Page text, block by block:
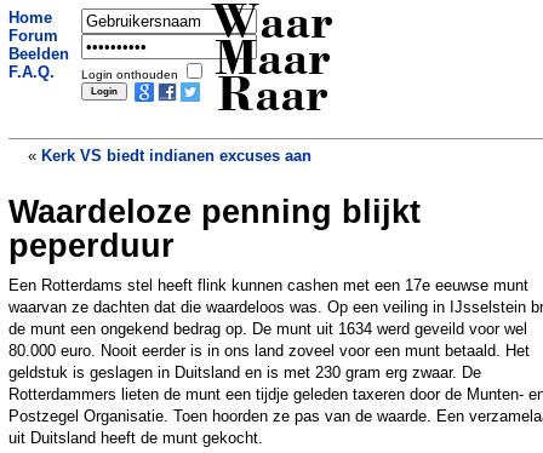
Home
Forum
Beelden
F.A.Q.
Login onthouden
Waar
Maar
Raar
« Kerk VS biedt indianen excuses aan
Postbode gooit brieven in vuilnisbak
Waardeloze penning blijkt
peperduur
Een Rotterdams stel heeft flink kunnen cashen met een 17e eeuwse munt
waarvan ze dachten dat die waardeloos was. Op een veiling in IJsselstein
de munt een ongekend bedrag op. De munt uit 1634 werd geveild voor wel
80.000 euro. Nooit eerder is in ons land zoveel voor een munt betaald. Het
geldstuk is geslagen in Duitsland en is met 230 gram erg zwaar. De
Rotterdammers lieten de munt een tijdje geleden taxeren door de Munten-
Postzegel Organisatie. Toen hoorden ze pas van de waarde. Een
uit Duitsland heeft de munt gekocht.